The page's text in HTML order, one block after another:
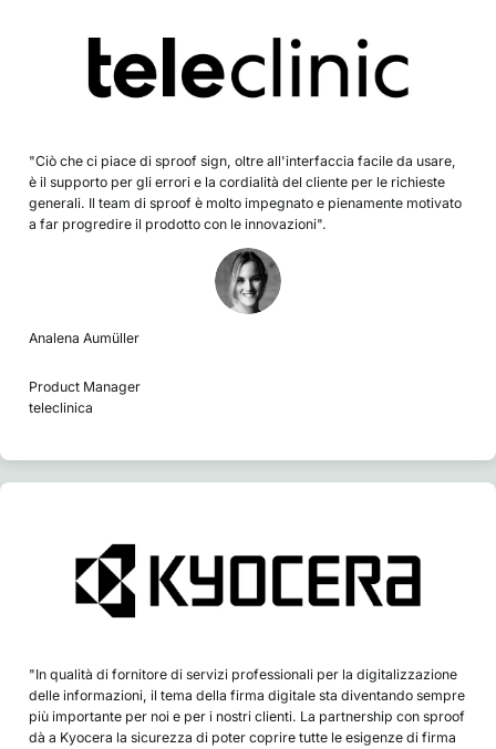
"Ciò che ci piace di sproof sign, oltre all'interfaccia facile da usare,
è il supporto per gli errori e la cordialità del cliente per le richieste
generali. Il team di sproof è molto impegnato e pienamente motivato
a far progredire il prodotto con le innovazioni".
Analena Aumüller
Product Manager
teleclinica
"In qualità di fornitore di servizi professionali per la digitalizzazione
delle informazioni, il tema della firma digitale sta diventando sempre
più importante per noi e per i nostri clienti. La partnership con sproof
dà a Kyocera la sicurezza di poter coprire tutte le esigenze di firma